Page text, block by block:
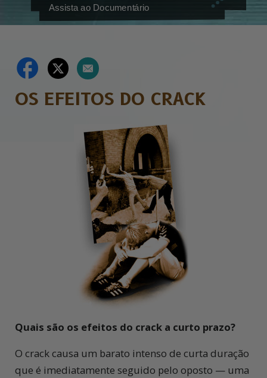
Assista ao Documentário
OS EFEITOS DO CRACK
Quais são os efeitos do crack a curto prazo?
O crack causa um barato intenso de curta duração
que é imediatamente seguido pelo oposto — uma